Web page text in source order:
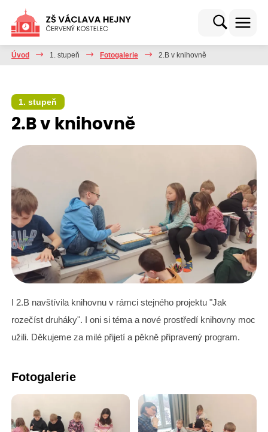
Úvod 1. stupeň Fotogalerie 2.B v knihovně
1. stupeň
2.B v knihovně
I 2.B navštívila knihovnu v rámci stejného projektu "Jak
rozečíst druháky". I oni si téma a nové prostředí knihovny moc
užili. Děkujeme za milé přijetí a pěkně připravený program.
Fotogalerie